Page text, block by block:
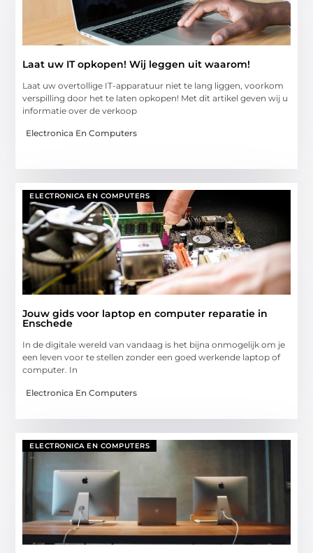
Laat uw IT opkopen! Wij leggen uit waarom!
Laat uw overtollige IT-apparatuur niet te lang liggen, voorkom
verspilling door het te laten opkopen! Met dit artikel geven wij u
informatie over de verkoop
Electronica En Computers
ELECTRONICA EN COMPUTERS
Jouw gids voor laptop en computer reparatie in
Enschede
In de digitale wereld van vandaag is het bijna onmogelijk om je
een leven voor te stellen zonder een goed werkende laptop of
computer. In
Electronica En Computers
ELECTRONICA EN COMPUTERS